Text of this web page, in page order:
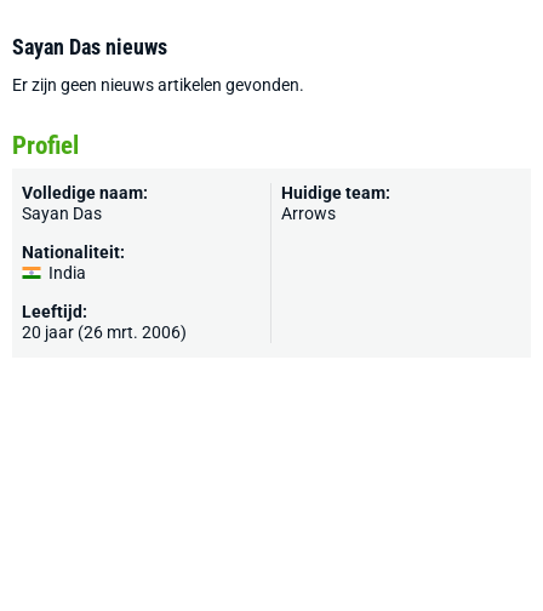
Sayan Das nieuws
Er zijn geen nieuws artikelen gevonden.
Profiel
Volledige naam:
Sayan Das
Nationaliteit:
India
Leeftijd:
20 jaar (26 mrt. 2006)
Huidige team:
Arrows